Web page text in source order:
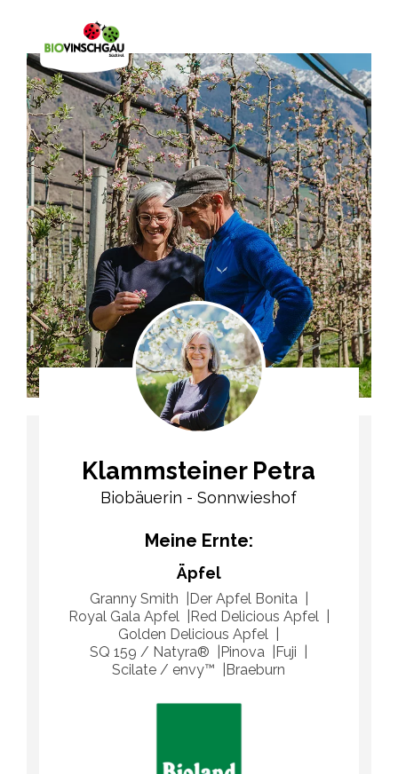
Klammsteiner Petra
Biobäuerin - Sonnwieshof
Meine Ernte:
Äpfel
Granny Smith
Der Apfel Bonita
Royal Gala Apfel
Red Delicious Apfel
Golden Delicious Apfel
SQ 159 / Natyra®
Pinova
Fuji
Scilate / envy™
Braeburn